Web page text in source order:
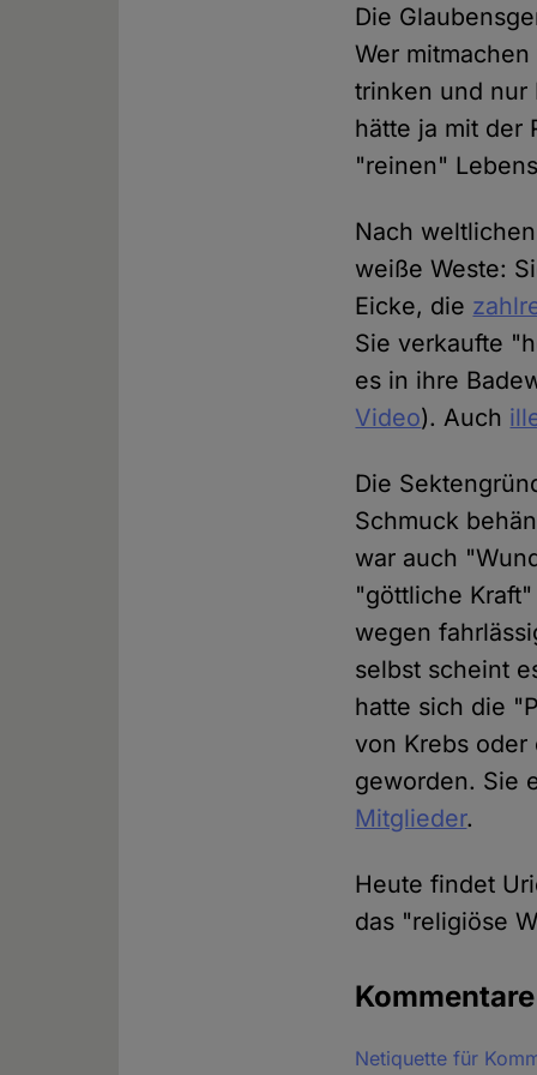
Die
Wer
trinken und nur
hätte ja mit der
"reinen"
Nach
weiße Weste:
Eicke, die
Sie verkaufte
es in ihre
Video). Auch
Die
Schmuck
war auch
"göttliche
wegen
selbst scheint
hatte sich die
von Krebs
geworden. Sie
Mitglieder.
Heute findet
das "religiöse
Kommentare
Netiquette für